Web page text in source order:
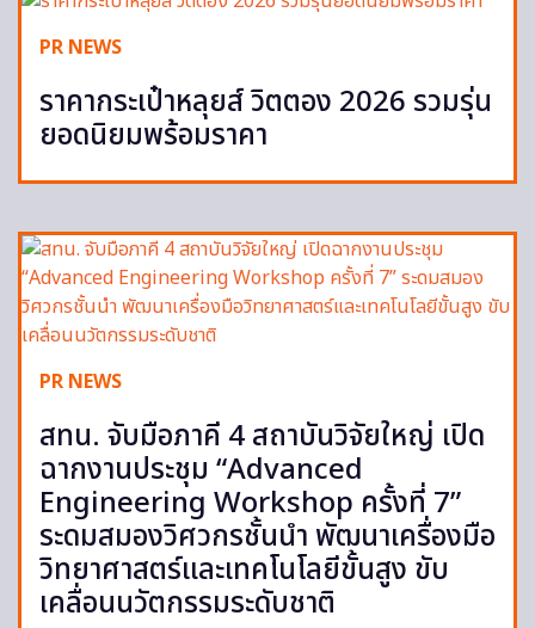
PR NEWS
ราคากระเป๋าหลุยส์ วิตตอง 2026 รวมรุ่น
ยอดนิยมพร้อมราคา
PR NEWS
สทน. จับมือภาคี 4 สถาบันวิจัยใหญ่ เปิด
ฉากงานประชุม “Advanced
Engineering Workshop ครั้งที่ 7”
ระดมสมองวิศวกรชั้นนำ พัฒนาเครื่องมือ
วิทยาศาสตร์และเทคโนโลยีขั้นสูง ขับ
เคลื่อนนวัตกรรมระดับชาติ